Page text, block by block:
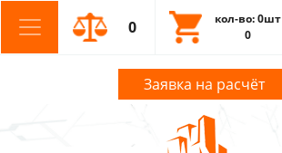
0
кол-во: 0шт
0
Заявка на расчёт